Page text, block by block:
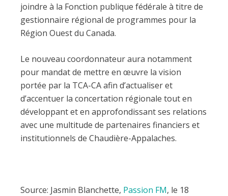
joindre à la Fonction publique fédérale à titre de
gestionnaire régional de programmes pour la
Région Ouest du Canada.
Le nouveau coordonnateur aura notamment
pour mandat de mettre en œuvre la vision
portée par la TCA-CA afin d’actualiser et
d’accentuer la concertation régionale tout en
développant et en approfondissant ses relations
avec une multitude de partenaires financiers et
institutionnels de Chaudière-Appalaches.
Source: Jasmin Blanchette, Passion FM, le 18